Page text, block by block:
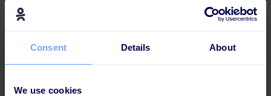
Consent Details About
We use cookies
Modulerne i læringsforløbet:
Skab en "hvorfor" video med Learningbank
Udforsk D&I